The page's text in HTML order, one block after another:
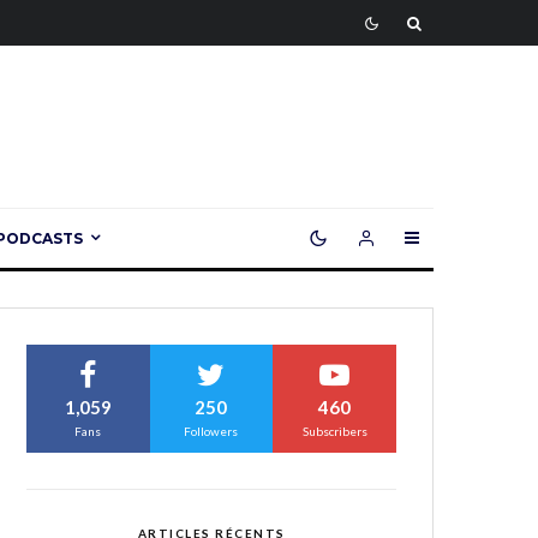
1,059
Fans
250
Followers
460
Subscribers
ARTICLES RÉCENTS